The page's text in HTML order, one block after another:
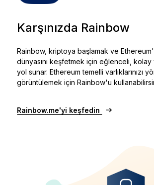
Ledger imzalayıcıları karşılaştırın
Karşınızda Rainbow
Rainbow, kriptoya başlamak ve
dünyasını keşfetmek için eğlenceli,
yol sunar. Ethereum temelli varlıklarınızı
görüntülemek için Rainbow'u
Rainbow.me'yi keşfedin